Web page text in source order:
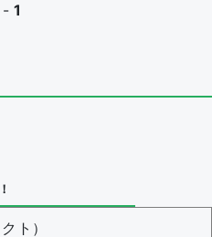
- 1
ユーザー -
持つユーザー -
ユーザー -
ト）